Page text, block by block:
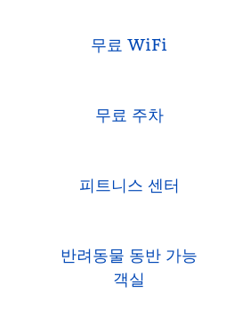
무료 WiFi
무료 주차
피트니스 센터
반려동물 동반 가능
객실